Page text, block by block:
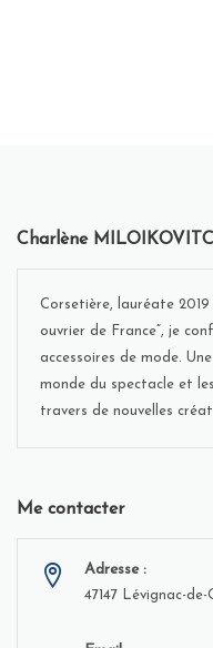
Charlène
Corsetière, lauréate 2019
ouvrier de France”, je
accessoires de mode.
monde du spectacle et
travers de nouvelles
Me contacter
Adresse :
47147 Lévignac-de-